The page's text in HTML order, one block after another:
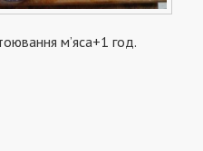
м’яса+1 год.